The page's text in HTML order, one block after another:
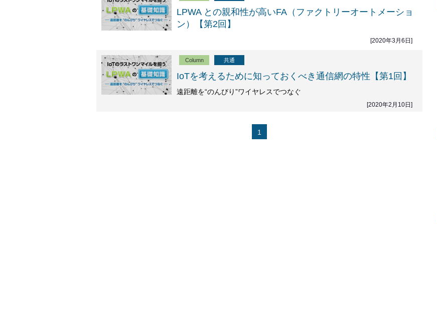
LPWA との親和性が高いFA（ファクトリーオートメーショ
ン）【第2回】
[2020年3月6日]
Column 共通
IoTを考えるために知っておくべき通信網の特性【第1回】
遠距離を“のんびり”ワイヤレスでつなぐ
[2020年2月10日]
1